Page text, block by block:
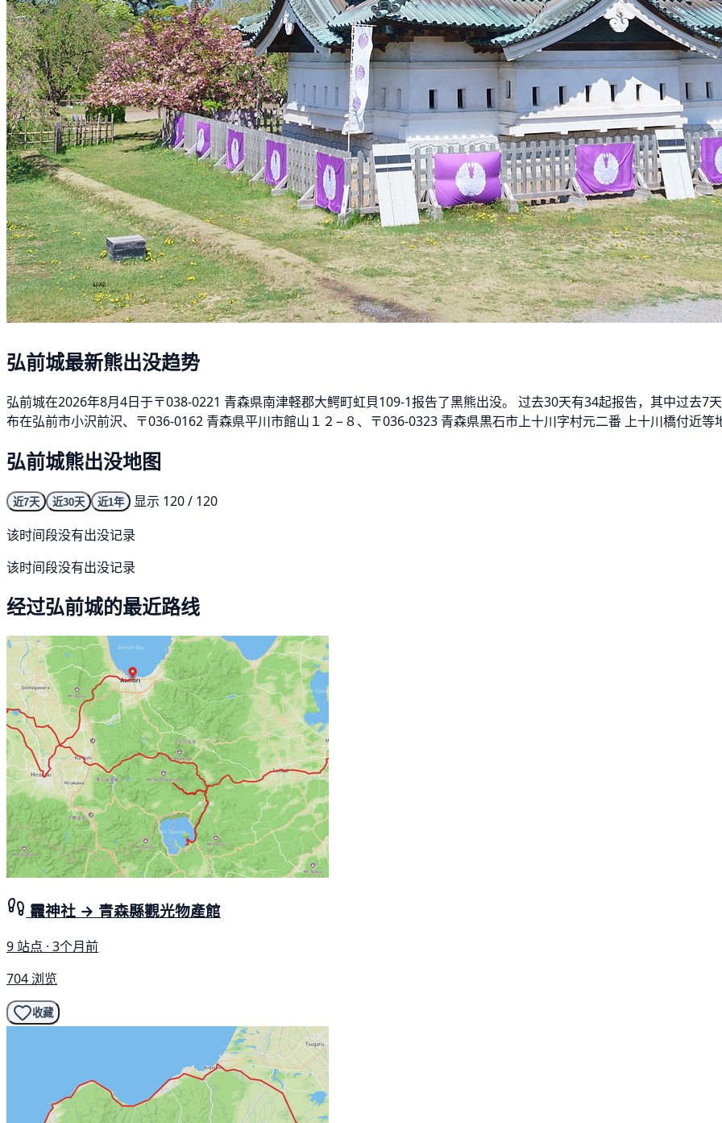
弘前城最新熊出没趋势
弘前城在2026年8月4日于〒038-0221 青森県南津軽郡大鰐町虹貝109-1报告了黑熊出没。 过去30天有34起报告，其中过去7
布在弘前市小沢前沢、〒036-0162 青森県平川市館山１２−８、〒036-0323 青森県黒石市上十川字村元二番 上十川橋付近等
弘前城熊出没地图
近7天 近30天 近1年
显示 120 / 120
该时间段没有出没记录
该时间段没有出没记录
经过弘前城的最近路线
龗神社 → 青森縣觀光物產館
9 站点 · 3个月前
704 浏览
收藏